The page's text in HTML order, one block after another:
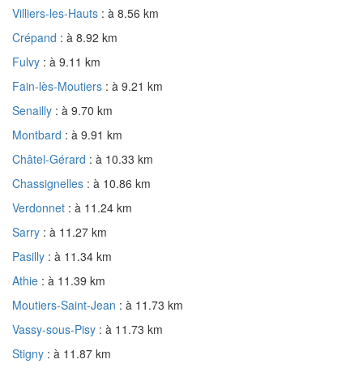
Villiers-les-Hauts : à 8.56 km
Crépand : à 8.92 km
Fulvy : à 9.11 km
Fain-lès-Moutiers : à 9.21 km
Senailly : à 9.70 km
Montbard : à 9.91 km
Châtel-Gérard : à 10.33 km
Chassignelles : à 10.86 km
Verdonnet : à 11.24 km
Sarry : à 11.27 km
Pasilly : à 11.34 km
Athie : à 11.39 km
Moutiers-Saint-Jean : à 11.73 km
Vassy-sous-Pisy : à 11.73 km
Stigny : à 11.87 km